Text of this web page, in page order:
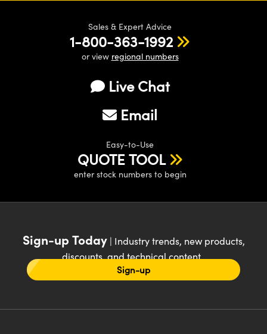
Sales & Expert Advice
1-800-363-1992
or view regional numbers
Live Chat
Email
Easy-to-Use
QUOTE TOOL
enter stock numbers to begin
Sign-up Today| Industry trends, new products,
discounts, and technical content
Sign-up